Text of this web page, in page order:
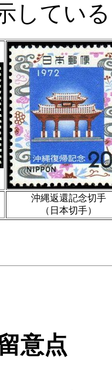
してい
沖縄返還記念切手
（日本切手）
意点